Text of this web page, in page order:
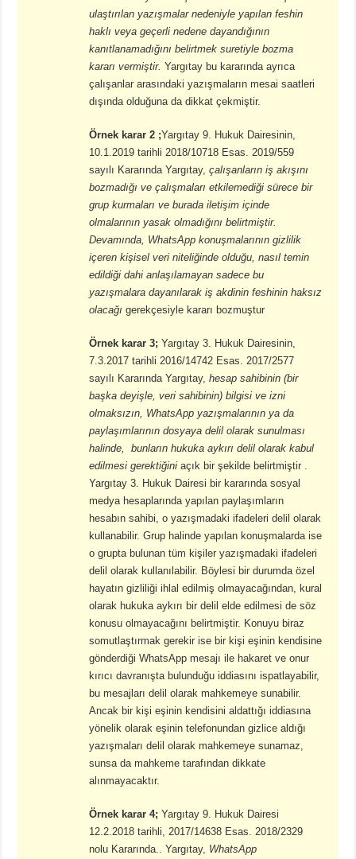
ulaştırılan yazışmalar nedeniyle yapılan feshin
haklı veya geçerli nedene dayandığının
kanıtlanamadığını belirtmek suretiyle bozma
kararı vermiştir. Yargıtay bu kararında ayrıca
çalışanlar arasındaki yazışmaların mesai saatleri
dışında olduğuna da dikkat çekmiştir.
Örnek karar 2 ;Yargıtay 9. Hukuk Dairesinin,
10.1.2019 tarihli 2018/10718 Esas. 2019/559
sayılı Kararında Yargıtay,çalışanların iş akışını
bozmadığı ve çalışmaları etkilemediği sürece bir
grup kurmaları ve burada iletişim içinde
olmalarının yasak olmadığını belirtmiştir.
Devamında, WhatsApp konuşmalarının gizlilik
içeren kişisel veri niteliğinde olduğu, nasıl temin
edildiği dahi anlaşılamayan sadece bu
yazışmalara dayanılarak iş akdinin feshinin haksız
olacağı gerekçesiyle kararı bozmuştur
Örnek karar 3;Yargıtay 3. Hukuk Dairesinin,
7.3.2017 tarihli 2016/14742 Esas. 2017/2577
sayılı Kararında Yargıtay,hesap sahibinin(bir
başka deyişle, veri sahibinin) bilgisi ve izni
olmaksızın, WhatsApp yazışmalarının ya da
paylaşımlarının dosyaya delil olarak sunulması
halinde, bunların hukuka aykırı delil olarak kabul
edilmesi gerektiğini açık bir şekilde belirtmiştir .
Yargıtay 3. Hukuk Dairesi bir kararında sosyal
medya hesaplarında yapılan paylaşımların
hesabın sahibi, o yazışmadaki ifadeleri delil olarak
kullanabilir. Grup halinde yapılan konuşmalarda ise
o grupta bulunan tüm kişiler yazışmadaki ifadeleri
delil olarak kullanılabilir. Böylesi bir durumda özel
hayatın gizliliği ihlal edilmiş olmayacağından, kural
olarak hukuka aykırı bir delil elde edilmesi de söz
konusu olmayacağını belirtmiştir. Konuyu biraz
somutlaştırmak gerekir ise bir kişi eşinin kendisine
gönderdiği WhatsApp mesajı ile hakaret ve onur
kırıcı davranışta bulunduğu iddiasını ispatlayabilir,
bu mesajları delil olarak mahkemeye sunabilir.
Ancak bir kişi eşinin kendisini aldattığı iddiasına
yönelik olarak eşinin telefonundan gizlice aldığı
yazışmaları delil olarak mahkemeye sunamaz,
sunsa da mahkeme tarafından dikkate
alınmayacaktır.
Örnek karar 4;Yargıtay 9. Hukuk Dairesi
12.2.2018 tarihli, 2017/14638 Esas. 2018/2329
nolu Kararında.. Yargıtay, WhatsApp